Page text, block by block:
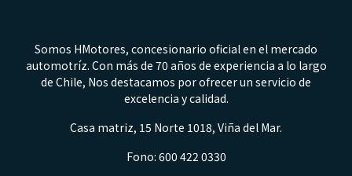
Somos HMotores, concesionario oficial en el mercado
automotríz. Con más de 70 años de experiencia a lo largo
de Chile, Nos destacamos por ofrecer un servicio de
excelencia y calidad.
Casa matriz, 15 Norte 1018, Viña del Mar.
Fono: 600 422 0330